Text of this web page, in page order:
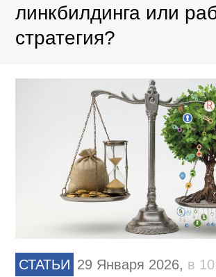
линкбилдинга или
стратегия?
СТАТЬИ 29 Января 2026, в